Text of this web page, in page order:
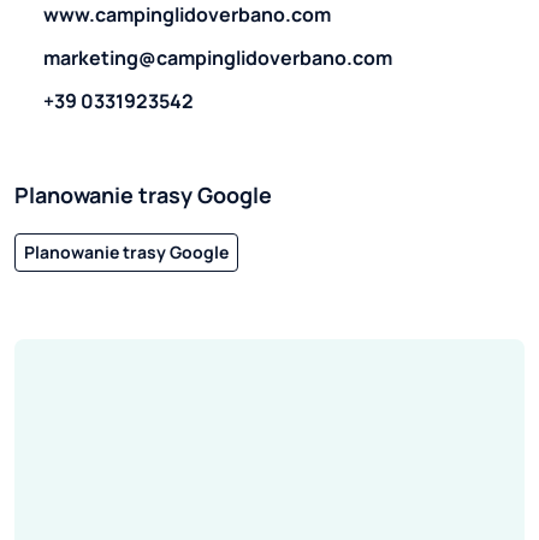
www.campinglidoverbano.com
marketing@campinglidoverbano.com
+39 0331923542
Planowanie trasy Google
Planowanie trasy Google